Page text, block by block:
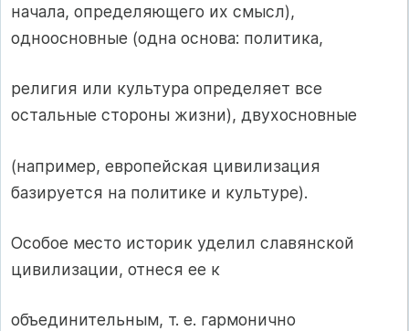
начала, определяющего их смысл),
одноосновные (одна основа: политика,
религия или культура определяет все
остальные стороны жизни), двухосновные
(например, европейская цивилизация
базируется на политике и культуре).
Особое место историк уделил славянской
цивилизации, отнеся ее к
объединительным, т. е. гармонично